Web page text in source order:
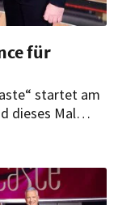
für
startet am
dieses Mal